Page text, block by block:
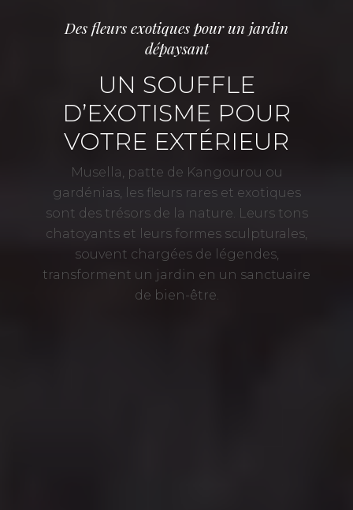
Des fleurs exotiques pour un jardin
dépaysant
UN SOUFFLE
D’EXOTISME POUR
VOTRE EXTÉRIEUR
Musella, patte de Kangourou ou
gardénias, les fleurs rares et exotiques
sont des trésors de la nature. Leurs tons
chatoyants et leurs formes sculpturales,
souvent chargées de légendes,
transforment un jardin en un sanctuaire
de bien-être.